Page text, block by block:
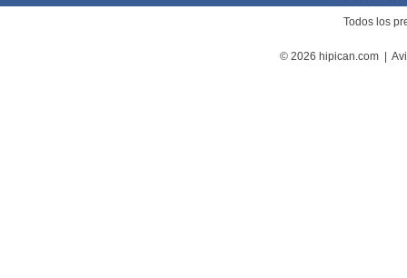
Todos los
© 2026 hipican.com |